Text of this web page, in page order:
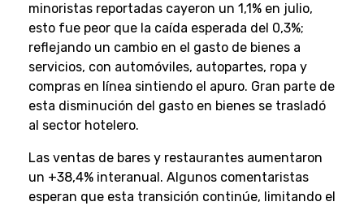
minoristas reportadas cayeron un 1,1% en julio,
esto fue peor que la caída esperada del 0,3%;
reflejando un cambio en el gasto de bienes a
servicios, con automóviles, autopartes, ropa y
compras en línea sintiendo el apuro. Gran parte de
esta disminución del gasto en bienes se trasladó
al sector hotelero.
Las ventas de bares y restaurantes aumentaron
un +38,4% interanual. Algunos comentaristas
esperan que esta transición continúe, limitando el